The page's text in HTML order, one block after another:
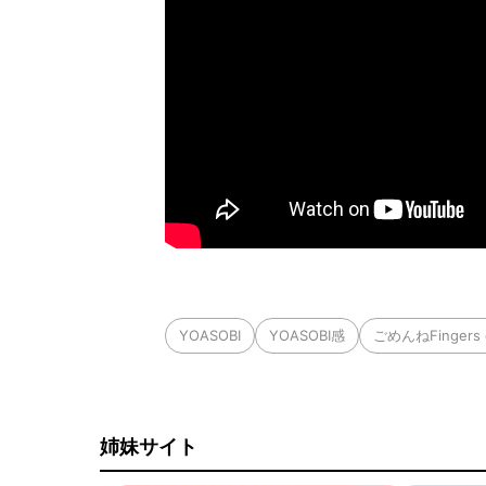
YOASOBI YOASOBI感 ごめんね
姉妹サイト